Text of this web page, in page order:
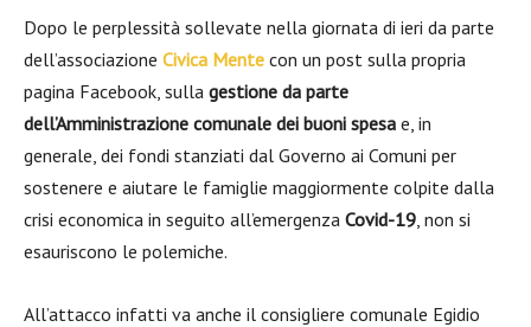
Dopo le perplessità sollevate nella giornata di ieri da parte
dell’associazione Civica Mente con un post sulla propria
pagina Facebook, sulla gestione da parte
dell’Amministrazione comunale dei buoni spesa e, in
generale, dei fondi stanziati dal Governo ai Comuni per
sostenere e aiutare le famiglie maggiormente colpite dalla
crisi economica in seguito all’emergenza Covid-19, non si
esauriscono le polemiche.
All’attacco infatti va anche il consigliere comunale Egidio